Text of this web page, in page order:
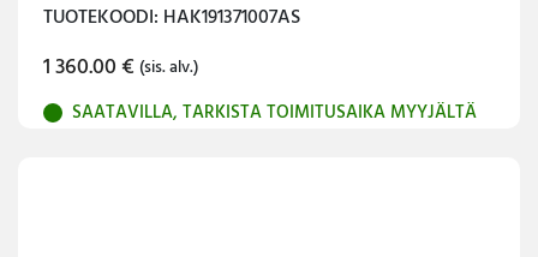
TUOTEKOODI: HAK191371007AS
1 360.00€ (sis. alv.)
SAATAVILLA, TARKISTA TOIMITUSAIKA MYYJÄLTÄ